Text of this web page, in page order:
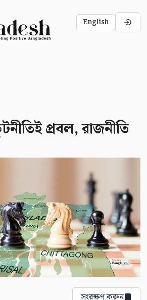
English
প্রবল, রাজনীতি
সংরক্ষণ করুন